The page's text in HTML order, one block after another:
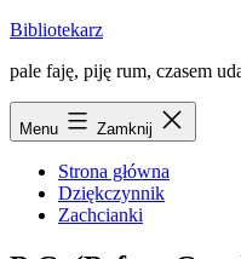
Przejdź
treści
Bibliotekarz
pale faję, piję rum, czasem
Menu Zamknij
Strona główna
Dziękczynnik
Zachcianki